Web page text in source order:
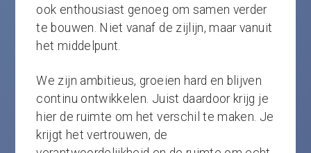
ook enthousiast genoeg om samen verder
te bouwen. Niet vanaf de zijlijn, maar vanuit
het middelpunt.
We zijn ambitieus, groeien hard en blijven
continu ontwikkelen. Juist daardoor krijg je
hier de ruimte om het verschil te maken. Je
krijgt het vertrouwen, de